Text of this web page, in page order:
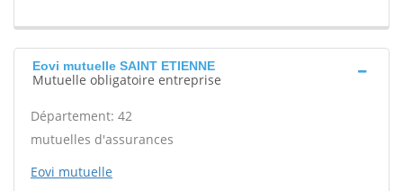
Eovi mutuelle SAINT ETIENNE
Mutuelle obligatoire entreprise
Département: 42
mutuelles d'assurances
Eovi mutuelle